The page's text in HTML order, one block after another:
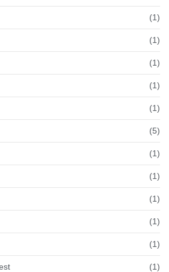
(1)
(1)
(1)
(1)
(1)
(5)
(1)
(1)
(1)
(1)
(1)
(1)